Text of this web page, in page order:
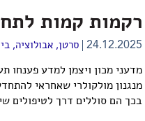
רקמות קמות
24.12.2025 סרטן,אבולוציה,
מנגנון מולקולרי שאחראי
בכך הם סוללים דרך לטיפולים